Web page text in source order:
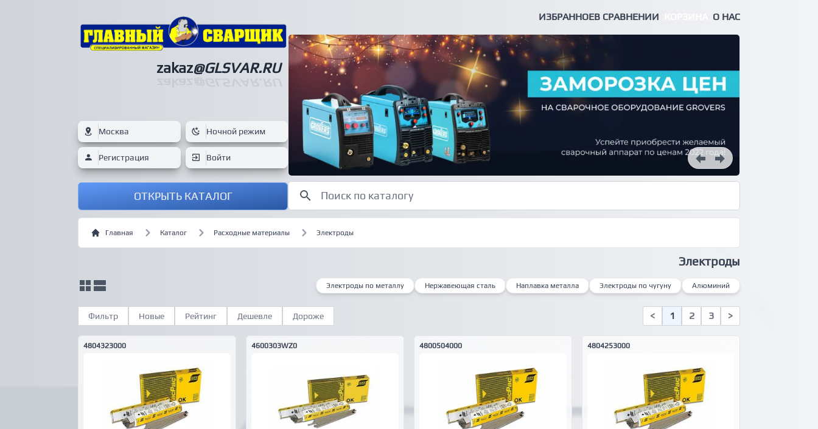
zakaz@GLSVAR.RU
Москва Ночной режим
Регистрация Войти
ОТКРЫТЬ КАТАЛОГ
ИЗБРАННОЕВ СРАВНЕНИИ О НАС
Главная Каталог Расходные материалы Электроды
Электроды
Электроды по металлу Нержавеющая сталь Наплавка металла Электроды по чугуну Алюминий
Фильтр Новые Рейтинг Дешевле Дороже < 1 2 3 >
4804323000 4600303WZ0 4800504000 4804253000